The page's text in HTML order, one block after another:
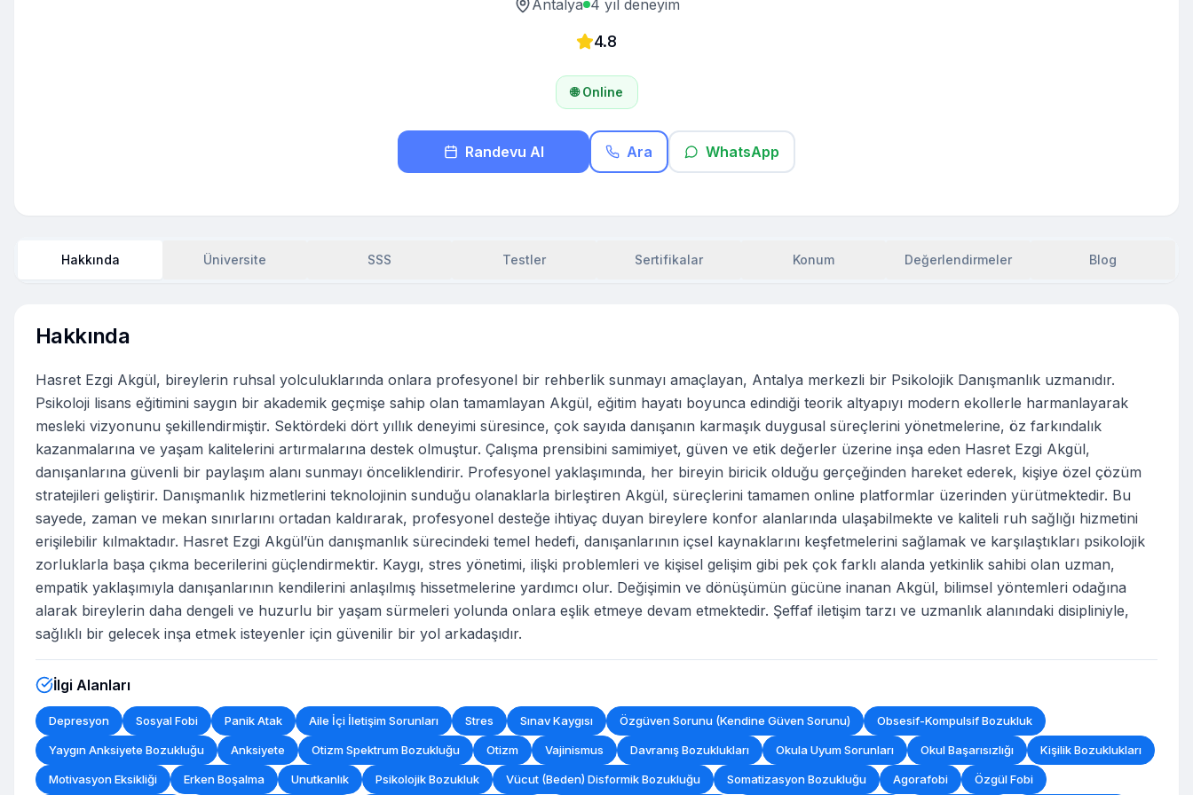
Antalya 4 yıl deneyim
4.8
🌐 Online
Randevu Al Ara WhatsApp
Hakkında Üniversite SSS Testler Sertifikalar Konum Değerlendirmeler Blog
Hakkında
Hasret Ezgi Akgül, bireylerin ruhsal yolculuklarında onlara profesyonel bir rehberlik sunmayı amaçlayan, Antalya merkezli bir Psikolojik Danışmanlık uzmanıdır.
Psikoloji lisans eğitimini saygın bir akademik geçmişe sahip olan tamamlayan Akgül, eğitim hayatı boyunca edindiği teorik altyapıyı modern ekollerle harmanlayarak
mesleki vizyonunu şekillendirmiştir. Sektördeki dört yıllık deneyimi süresince, çok sayıda danışanın karmaşık duygusal süreçlerini yönetmelerine, öz farkındalık
kazanmalarına ve yaşam kalitelerini artırmalarına destek olmuştur. Çalışma prensibini samimiyet, güven ve etik değerler üzerine inşa eden Hasret Ezgi Akgül,
danışanlarına güvenli bir paylaşım alanı sunmayı önceliklendirir. Profesyonel yaklaşımında, her bireyin biricik olduğu gerçeğinden hareket ederek, kişiye özel çözüm
stratejileri geliştirir. Danışmanlık hizmetlerini teknolojinin sunduğu olanaklarla birleştiren Akgül, süreçlerini tamamen online platformlar üzerinden yürütmektedir. Bu
sayede, zaman ve mekan sınırlarını ortadan kaldırarak, profesyonel desteğe ihtiyaç duyan bireylere konfor alanlarında ulaşabilmekte ve kaliteli ruh sağlığı hizmetini
erişilebilir kılmaktadır. Hasret Ezgi Akgül’ün danışmanlık sürecindeki temel hedefi, danışanlarının içsel kaynaklarını keşfetmelerini sağlamak ve karşılaştıkları psikolojik
zorluklarla başa çıkma becerilerini güçlendirmektir. Kaygı, stres yönetimi, ilişki problemleri ve kişisel gelişim gibi pek çok farklı alanda yetkinlik sahibi olan uzman,
empatik yaklaşımıyla danışanlarının kendilerini anlaşılmış hissetmelerine yardımcı olur. Değişimin ve dönüşümün gücüne inanan Akgül, bilimsel yöntemleri odağına
alarak bireylerin daha dengeli ve huzurlu bir yaşam sürmeleri yolunda onlara eşlik etmeye devam etmektedir. Şeffaf iletişim tarzı ve uzmanlık alanındaki disipliniyle,
sağlıklı bir gelecek inşa etmek isteyenler için güvenilir bir yol arkadaşıdır.
İlgi Alanları
Depresyon Sosyal Fobi Panik Atak Aile İçi İletişim Sorunları Stres Sınav Kaygısı Özgüven Sorunu (Kendine Güven Sorunu) Obsesif-Kompulsif Bozukluk
Yaygın Anksiyete Bozukluğu Anksiyete Otizm Spektrum Bozukluğu Otizm Vajinismus Davranış Bozuklukları Okula Uyum Sorunları Okul Başarısızlığı Kişilik Bozuklukları
Motivasyon Eksikliği Erken Boşalma Unutkanlık Psikolojik Bozukluk Vücut (Beden) Disformik Bozukluğu Somatizasyon Bozukluğu Agorafobi Özgül Fobi